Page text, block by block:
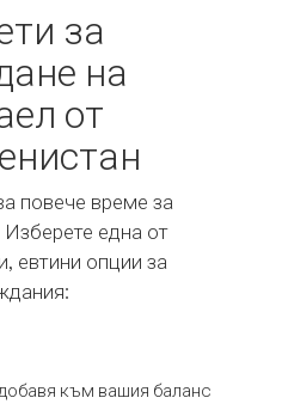
за
на
от
повече време за
една от
евтини опции за
към вашия баланс